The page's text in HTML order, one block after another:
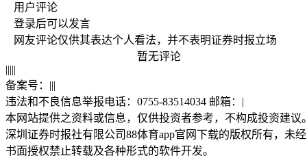
用户评论
登录后可以发言
网友评论仅供其表达个人看法，并不表明证券时报立场
暂无评论
|||||
备案号： |||
违法和不良信息举报电话：0755-83514034 邮箱： |
本网站提供之资料或信息，仅供投资者参考，不构成投资建议
深圳证券时报社有限公司88体育app官网下载的版权所有，未经
书面授权禁止转载及各种形式的软件开发。